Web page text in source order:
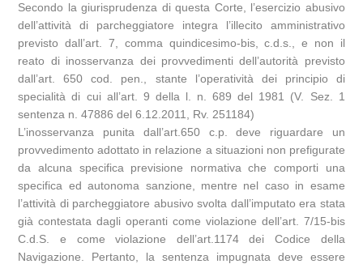
Secondo la giurisprudenza di questa Corte, l’esercizio abusivo
dell’attività di parcheggiatore integra l’illecito amministrativo
previsto dall’art. 7, comma quindicesimo-bis, c.d.s., e non il
reato di inosservanza dei provvedimenti dell’autorità previsto
dall’art. 650 cod. pen., stante l’operatività dei principio di
specialità di cui all’art. 9 della l. n. 689 del 1981 (V. Sez. 1
sentenza n. 47886 del 6.12.2011, Rv. 251184)
L’inosservanza punita dall’art.650 c.p. deve riguardare un
provvedimento adottato in relazione a situazioni non prefigurate
da alcuna specifica previsione normativa che comporti una
specifica ed autonoma sanzione, mentre nel caso in esame
l’attività di parcheggiatore abusivo svolta dall’imputato era stata
già contestata dagli operanti come violazione dell’art. 7/15-bis
C.d.S. e come violazione dell’art.1174 dei Codice della
Navigazione. Pertanto, la sentenza impugnata deve essere